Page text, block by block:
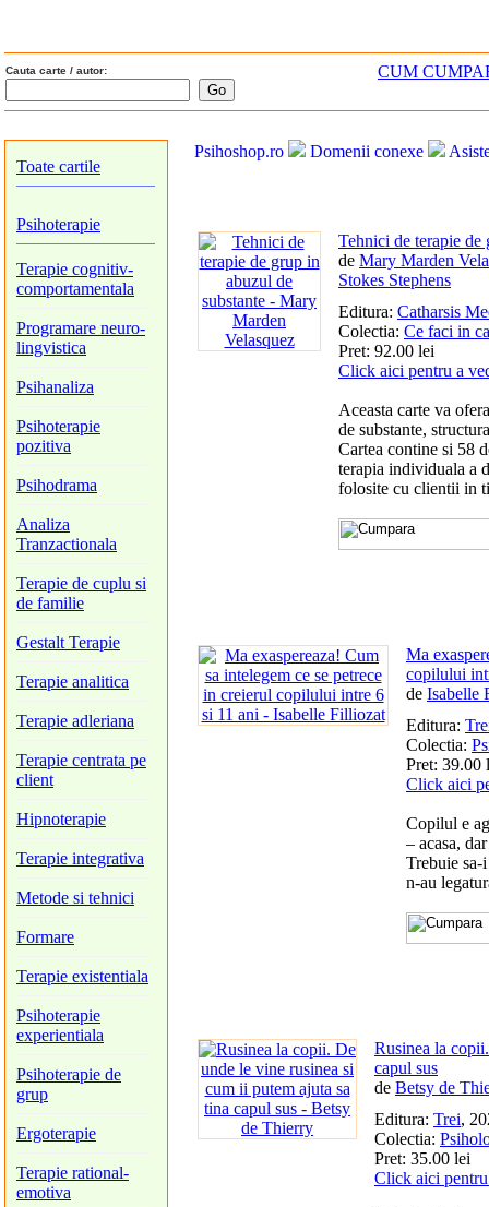
Cauta carte / autor: CUM
Toate cartile
Psihoterapie
Terapie cognitiv-
comportamentala
Programare neuro-
lingvistica
Psihanaliza
Psihoterapie
pozitiva
Psihodrama
Analiza
Tranzactionala
Terapie de cuplu si
de familie
Gestalt Terapie
Terapie analitica
Terapie adleriana
Terapie centrata pe
client
Hipnoterapie
Terapie integrativa
Metode si tehnici
Formare
Terapie existentiala
Psihoterapie
experientiala
Psihoterapie de
grup
Ergoterapie
Terapie rational-
emotiva
Psihoshop.ro Domenii conexe
Tehnici de terapie de
de Mary Marden
Stokes Stephens
Editura: Catharsis
Colectia: Ce faci in
Pret: 92.00 lei
Click aici pentru a
Aceasta carte va
de substante,
Cartea contine si 58
terapia individuala a
folosite cu clientii in
Ma
copilului
de Isabelle
Editura:
Colectia:
Pret: 39.00
Click aici
Copilul e
– acasa,
Trebuie sa-
n-au
Rusinea la
capul sus
de Betsy de
Editura: Trei,
Colectia:
Pret: 35.00 lei
Click aici